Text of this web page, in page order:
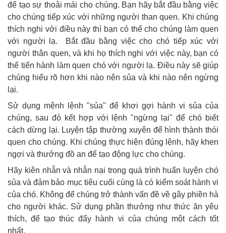
để tạo sự thoải mái cho chúng. Bạn hãy bắt đầu bằng việc
cho chúng tiếp xúc với những người than quen. Khi chúng
thích nghi với điều này thì bạn có thể cho chúng làm quen
với người lạ. Bắt đầu bằng việc cho chó tiếp xúc với
người thân quen, và khi họ thích nghi với việc này, bạn có
thể tiến hành làm quen chó với người lạ. Điều này sẽ giúp
chúng hiểu rõ hơn khi nào nên sủa và khi nào nên ngừng
lại.
Sử dụng mệnh lệnh "sủa" để khơi gợi hành vi sủa của
chúng, sau đó kết hợp với lệnh "ngừng lại" để chó biết
cách dừng lại. Luyện tập thường xuyên để hình thành thói
quen cho chúng. Khi chúng thực hiện đúng lệnh, hãy khen
ngợi và thưởng đồ an để tạo động lực cho chúng.
Hãy kiên nhẫn và nhẫn nại trong quá trình huấn luyện chó
sủa và đảm bảo mục tiêu cuối cùng là có kiểm soát hành vi
của chó. Không để chúng trở thành vấn đề về gây phiền hà
cho người khác. Sử dụng phần thưởng như thức ăn yêu
thích, để tạo thúc đẩy hành vi của chúng một cách tốt
nhất.